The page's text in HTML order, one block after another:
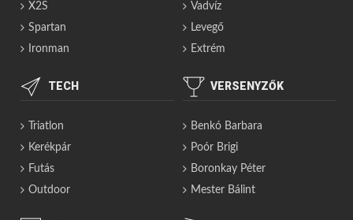
X2S
Spartan
Ironman
Vadvíz
Levegő
Extrém
TECH
Triatlon
Kerékpár
Futás
Outdoor
VERSENYZŐK
Benkó Barbara
Poór Brigi
Boronkay Péter
Mester Bálint